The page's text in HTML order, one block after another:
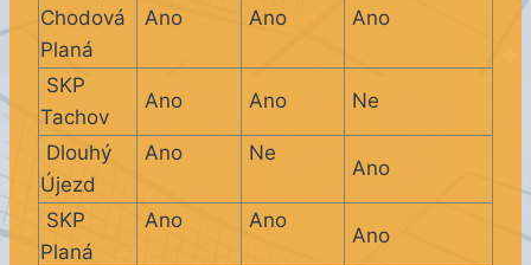
Chodová
Planá
Ano Ano Ano
SKP
Tachov
Ano Ano Ne
Dlouhý
Újezd
Ano Ne
Ano
SKP
Planá
Ano Ano
Ano